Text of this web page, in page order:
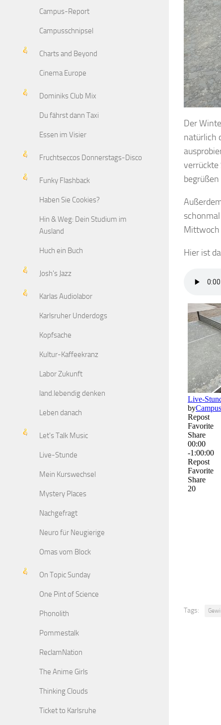
Der
natürlich
verrückte
Mittwoch
Hier ist
Tags:
Campus-Report
Campusschnipsel
Charts and Beyond
Cinema Europe
Dominiks Club Mix
Du fährst dann Taxi
Essen im Visier
Fruchtseccos Donnerstags-Disco
Funky Flashback
Haben Sie Cookies?
Hin & Weg: Dein Studium im
Ausland
Huch ein Buch
Josh's Jazz
Karlas Audiolabor
Karlsruher Underdogs
Kopfsache
Kultur-Kaffeekranz
Labor Zukunft
land.lebendig denken
Leben danach
Let's Talk Music
Live-Stunde
Mein Kurswechsel
Mystery Places
Nachgefragt
Neuro für Neugierige
Omas vom Block
On Topic Sunday
One Pint of Science
Phonolith
Pommestalk
ReclamNation
The Anime Girls
Thinking Clouds
Ticket to Karlsruhe